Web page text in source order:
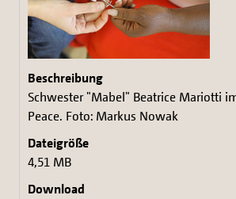
Schwester "Mabel" Beatrice Mariotti
Peace. Foto: Markus Nowak
4,51 MB